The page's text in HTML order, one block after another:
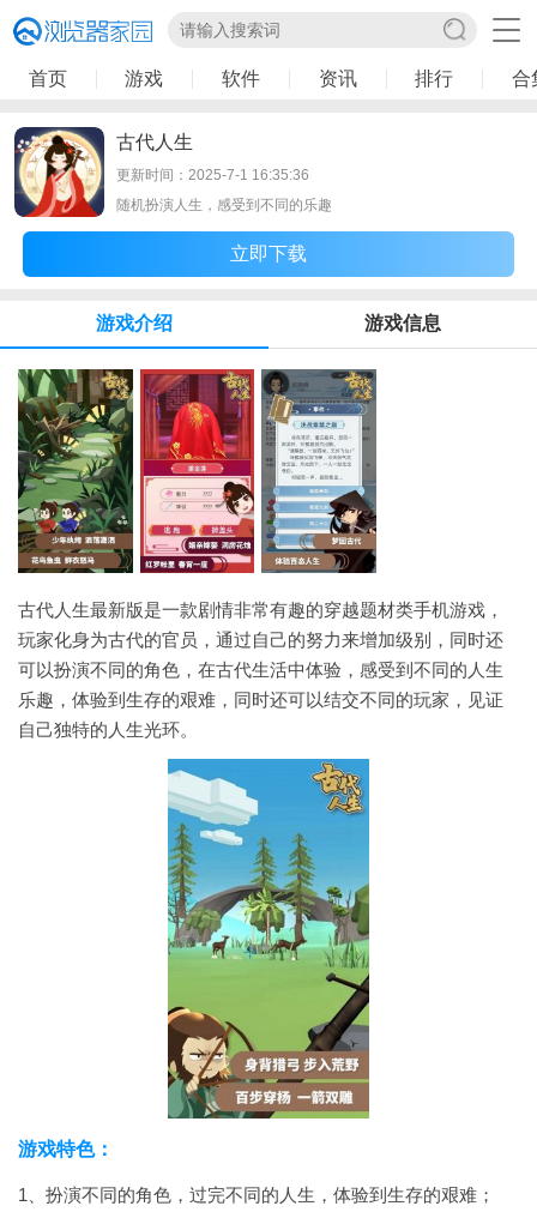
首页 游戏 软件 资讯 排行 合
古代人生
更新时间：2025-7-1 16:35:36
随机扮演人生，感受到不同的乐趣
立即下载
游戏介绍 游戏信息
古代人生最新版是一款剧情非常有趣的穿越题材类手机游戏，
玩家化身为古代的官员，通过自己的努力来增加级别，同时还
可以扮演不同的角色，在古代生活中体验，感受到不同的人生
乐趣，体验到生存的艰难，同时还可以结交不同的玩家，见证
自己独特的人生光环。
游戏特色：
1、扮演不同的角色，过完不同的人生，体验到生存的艰难；